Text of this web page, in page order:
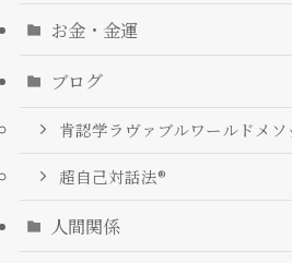
お金・金運
ブログ
肯認学ラヴァブルワールドメソ
超自己対話法®︎
人間関係